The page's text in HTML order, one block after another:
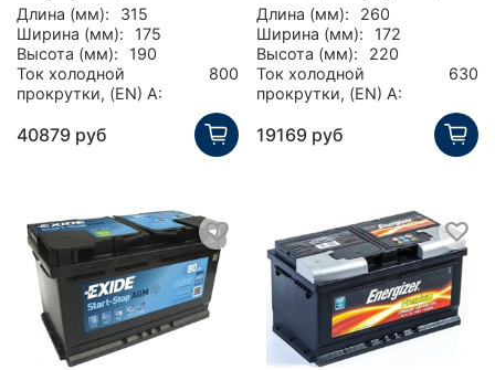
Длина (мм):
315
Ширина (мм):
175
Высота (мм):
190
Ток холодной
прокрутки, (EN) А:
800
40879 руб
Длина (мм):
260
Ширина (мм):
172
Высота (мм):
220
Ток холодной
прокрутки, (EN) А:
630
19169 руб